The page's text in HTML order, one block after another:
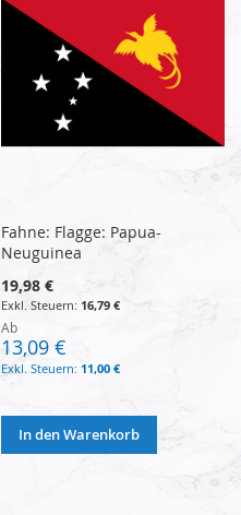
Fahne: Flagge: Papua-
Neuguinea
19,98 €
16,79 €
Ab
13,09 €
11,00 €
In den Warenkorb